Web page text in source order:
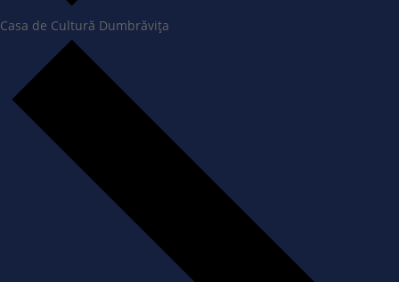
Casa de Cultură Dumbrăvița